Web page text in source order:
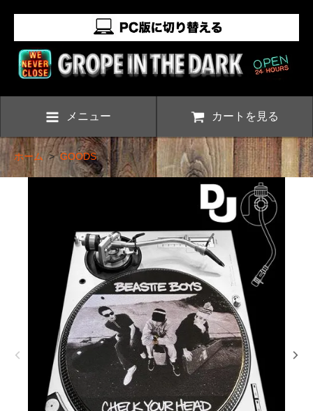
メニュー カートを見る
ホーム>GOODS